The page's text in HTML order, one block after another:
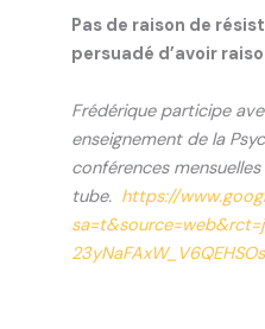
Pas de raison de
persuadé d’avoir
Frédérique participe
enseignement de la
conférences
tube. https://